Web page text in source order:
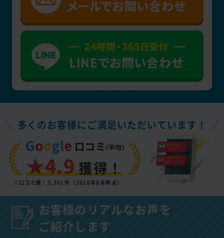
多くのお客様にご満足いただいています！
★4.9獲得！
※口コミ数：3,301件（2026年8月時点）
お客様のリアルなお声を
ご紹介します